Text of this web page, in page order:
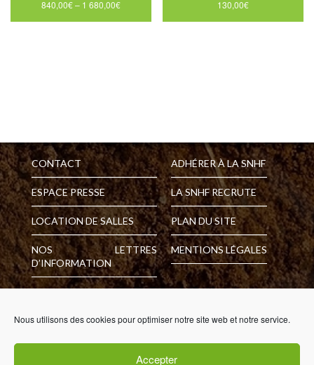
Nous utilisons des cookies pour optimiser notre site web et notre service.
Accepter
840,00€– 1 680,00€ 130,00€
CONTACT
ESPACE PRESSE
LOCATION DE SALLES
NOS LETTRES
D’INFORMATION
est une association reconnue d'utilité publique et d'intérêt
respect du végétal et plus globalement de l'environnement. Son
ADHÉRER À LA SNHF
LA SNHF RECRUTE
PLAN DU SITE
MENTIONS LÉGALES